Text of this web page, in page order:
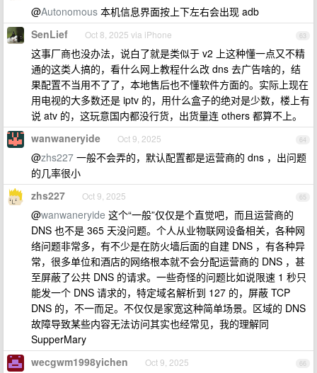
@Autonomous 本机信息界面按上下左右会出现 adb
63
SenLief Oct 8, 2025 via iPhone
这事厂商也没办法，说白了就是类似于 v2 上这种懂一点又不精
通的这类人搞的，看什么网上教程什么改 dns 去广告啥的，结
果配置不当用不了了，本地售后也不懂软件方面的。实际上现在
用电视的大多数还是 iptv 的，用什么盒子的绝对是少数，楼上有
说 atv 的，这玩意国内都没行货，出货量连 others 都算不上。
64
wanwaneryide Oct 9, 2025
@zhs227 一般不会弄的，默认配置都是运营商的 dns ，出问题
的几率很小
65
zhs227 Oct 9, 2025
@wanwaneryide 这个“一般”仅仅是个直觉吧，而且运营商的
DNS 也不是 365 天没问题。个人从业物联网设备相关，各种网
络问题非常多，有不少是在防火墙后面的自建 DNS ，有各种异
常，很多单位和酒店的网络根本就不会分配运营商的 DNS ，甚
至屏蔽了公共 DNS 的请求。一些奇怪的问题比如说限速 1 秒只
能发一个 DNS 请求的，特定域名解析到 127 的，屏蔽 TCP
DNS 的，不一而足。不仅仅是家宽这种简单场景。区域的 DNS
故障导致某些内容无法访问其实也经常见，我的理解同
SupperMary
66
wecgwm1998yichen Oct 9, 2025